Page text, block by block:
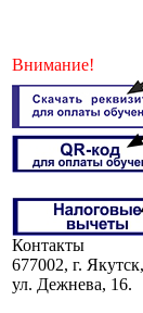
Внимание!
Контакты
677002, г. Якутск,
ул. Дежнева, 16.